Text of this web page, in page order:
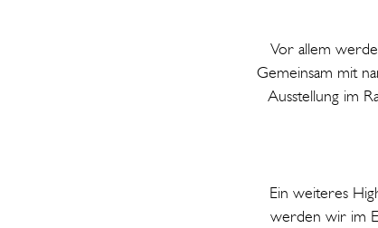
Vor allem
Gemeinsam mit
Ausstellung im
Ein weiteres
werden wir im